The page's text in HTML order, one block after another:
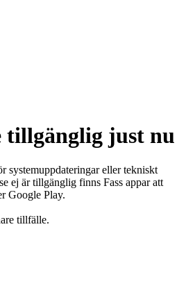
tillgänglig just nu
systemuppdateringar eller tekniskt
ej är tillgänglig finns Fass appar att
Google Play.
tillfälle.